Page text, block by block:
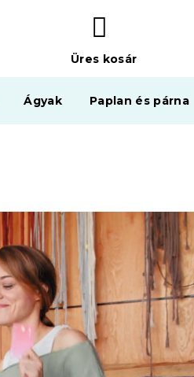
KOSÁR
Üres kosár
Ágyak Paplan és párna